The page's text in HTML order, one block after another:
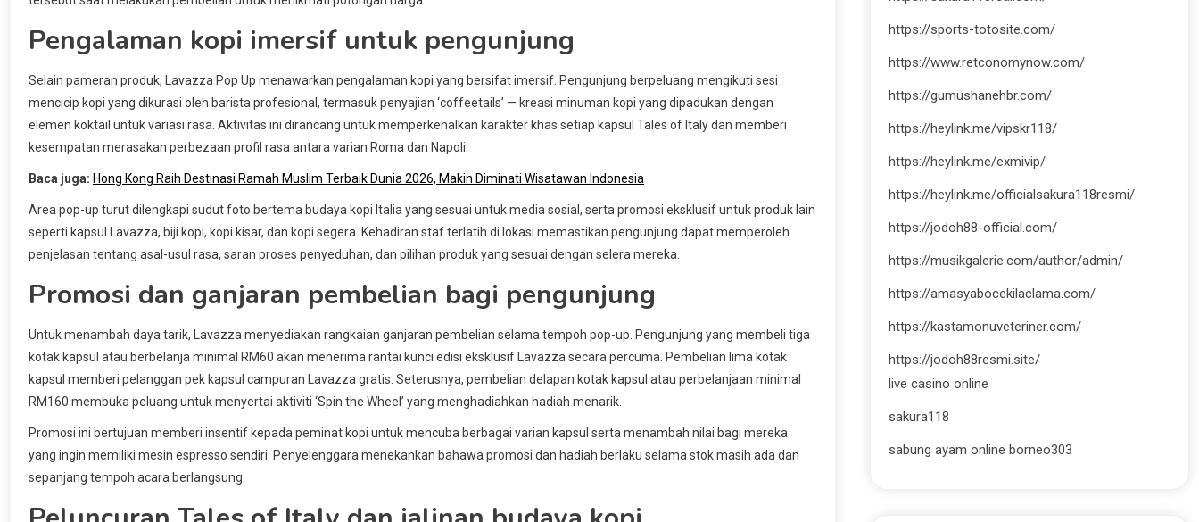
Pengalaman kopi imersif untuk pengunjung
Selain pameran produk, Lavazza Pop Up menawarkan pengalaman kopi yang bersifat imersif. Pengunjung berpeluang mengikuti sesi
mencicip kopi yang dikurasi oleh barista profesional, termasuk penyajian ‘coffeetails’ — kreasi minuman kopi yang dipadukan dengan
elemen koktail untuk variasi rasa. Aktivitas ini dirancang untuk memperkenalkan karakter khas setiap kapsul Tales of Italy dan memberi
kesempatan merasakan perbezaan profil rasa antara varian Roma dan Napoli.
Baca juga: Hong Kong Raih Destinasi Ramah Muslim Terbaik Dunia 2026, Makin Diminati Wisatawan Indonesia
Area pop-up turut dilengkapi sudut foto bertema budaya kopi Italia yang sesuai untuk media sosial, serta promosi eksklusif untuk produk lain
seperti kapsul Lavazza, biji kopi, kopi kisar, dan kopi segera. Kehadiran staf terlatih di lokasi memastikan pengunjung dapat memperoleh
penjelasan tentang asal-usul rasa, saran proses penyeduhan, dan pilihan produk yang sesuai dengan selera mereka.
Promosi dan ganjaran pembelian bagi pengunjung
Untuk menambah daya tarik, Lavazza menyediakan rangkaian ganjaran pembelian selama tempoh pop-up. Pengunjung yang membeli tiga
kotak kapsul atau berbelanja minimal RM60 akan menerima rantai kunci edisi eksklusif Lavazza secara percuma. Pembelian lima kotak
kapsul memberi pelanggan pek kapsul campuran Lavazza gratis. Seterusnya, pembelian delapan kotak kapsul atau perbelanjaan minimal
RM160 membuka peluang untuk menyertai aktiviti ‘Spin the Wheel’ yang menghadiahkan hadiah menarik.
Promosi ini bertujuan memberi insentif kepada peminat kopi untuk mencuba berbagai varian kapsul serta menambah nilai bagi mereka
yang ingin memiliki mesin espresso sendiri. Penyelenggara menekankan bahawa promosi dan hadiah berlaku selama stok masih ada dan
sepanjang tempoh acara berlangsung.
https://sports-totosite.com/
https://www.retconomynow.com/
https://gumushanehbr.com/
https://heylink.me/vipskr118/
https://heylink.me/exmivip/
https://heylink.me/officialsakura118resmi/
https://jodoh88-official.com/
https://musikgalerie.com/author/admin/
https://amasyabocekilaclama.com/
https://kastamonuveteriner.com/
https://jodoh88resmi.site/
live casino online
sakura118
sabung ayam online borneo303